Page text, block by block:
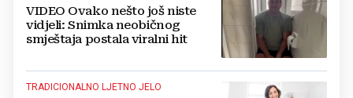
VIDEO Ovako nešto još niste
vidjeli: Snimka neobičnog
smještaja postala viralni hit
TRADICIONALNO LJETNO JELO